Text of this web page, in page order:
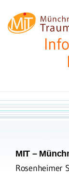
Inhalt
springen
MIT
–
MIT –
Rosenheimer